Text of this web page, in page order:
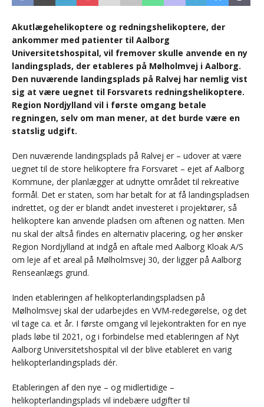
Akutlægehelikoptere og redningshelikoptere, der
ankommer med patienter til Aalborg
Universitetshospital, vil fremover skulle anvende en ny
landingsplads, der etableres på Mølholmvej i Aalborg.
Den nuværende landingsplads på Ralvej har nemlig vist
sig at være uegnet til Forsvarets redningshelikoptere.
Region Nordjylland vil i første omgang betale
regningen, selv om man mener, at det burde være en
statslig udgift.
Den nuværende landingsplads på Ralvej er – udover at være
uegnet til de store helikoptere fra Forsvaret – ejet af Aalborg
Kommune, der planlægger at udnytte området til rekreative
formål. Det er staten, som har betalt for at få landingspladsen
indrettet, og der er blandt andet investeret i projektører, så
helikoptere kan anvende pladsen om aftenen og natten. Men
nu skal der altså findes en alternativ placering, og her ønsker
Region Nordjylland at indgå en aftale med Aalborg Kloak A/S
om leje af et areal på Mølholmsvej 30, der ligger på Aalborg
Renseanlægs grund.
Inden etableringen af helikopterlandingspladsen på
Mølholmsvej skal der udarbejdes en VVM-redegørelse, og det
vil tage ca. et år. I første omgang vil lejekontrakten for en nye
plads løbe til 2021, og i forbindelse med etableringen af Nyt
Aalborg Universitetshospital vil der blive etableret en varig
helikopterlandingsplads dér.
Etableringen af den nye – og midlertidige –
helikopterlandingsplads vil indebære udgifter til